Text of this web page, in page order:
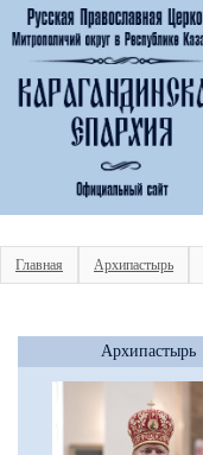
Главная Архипастырь
Архипастырь